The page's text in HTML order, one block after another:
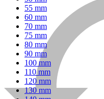
55 mm
60 mm
70 mm
75 mm
80 mm
90 mm
100 mm
110 mm
120 mm
130 mm